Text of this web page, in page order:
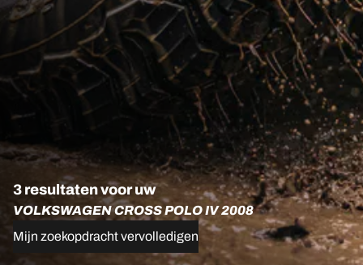
3 resultaten voor uw
VOLKSWAGEN CROSS POLO IV 2008
Mijn zoekopdracht vervolledigen